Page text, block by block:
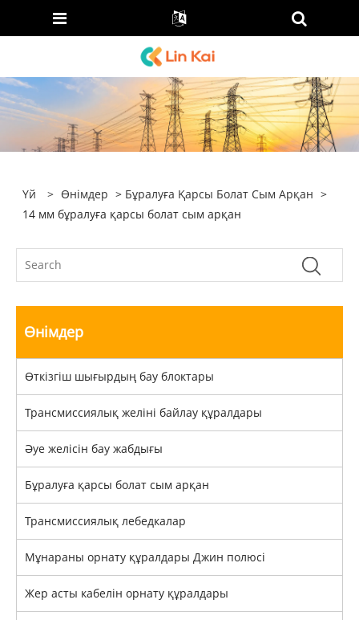
Үй > Өнімдер > Бұралуға Қарсы Болат Сым Арқан >
14 мм бұралуға қарсы болат сым арқан
Өнімдер
Өткізгіш шығырдың бау блоктары
Трансмиссиялық желіні байлау құралдары
Әуе желісін бау жабдығы
Бұралуға қарсы болат сым арқан
Трансмиссиялық лебедкалар
Мұнараны орнату құралдары Джин полюсі
Жер асты кабелін орнату құралдары